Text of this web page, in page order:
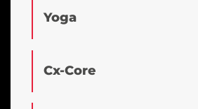
Yoga
Cx-Core